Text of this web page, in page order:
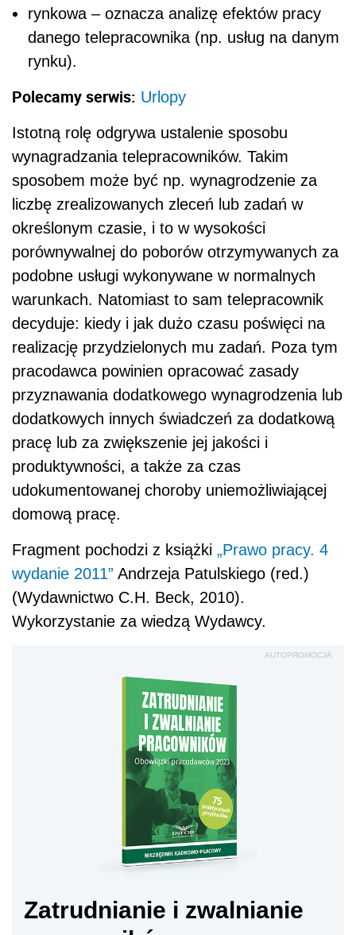
rynkowa – oznacza analizę efektów pracy
danego telepracownika (np. usług na danym
rynku).
Polecamy serwis: Urlopy
Istotną rolę odgrywa ustalenie sposobu
wynagradzania telepracowników. Takim
sposobem może być np. wynagrodzenie za
liczbę zrealizowanych zleceń lub zadań w
określonym czasie, i to w wysokości
porównywalnej do poborów otrzymywanych za
podobne usługi wykonywane w normalnych
warunkach. Natomiast to sam telepracownik
decyduje: kiedy i jak dużo czasu poświęci na
realizację przydzielonych mu zadań. Poza tym
pracodawca powinien opracować zasady
przyznawania dodatkowego wynagrodzenia lub
dodatkowych innych świadczeń za dodatkową
pracę lub za zwiększenie jej jakości i
produktywności, a także za czas
udokumentowanej choroby uniemożliwiającej
domową pracę.
Fragment pochodzi z książki „Prawo pracy. 4
wydanie 2011” Andrzeja Patulskiego (red.)
(Wydawnictwo C.H. Beck, 2010).
Wykorzystanie za wiedzą Wydawcy.
AUTOPROMOCJA
Zatrudnianie i zwalnianie